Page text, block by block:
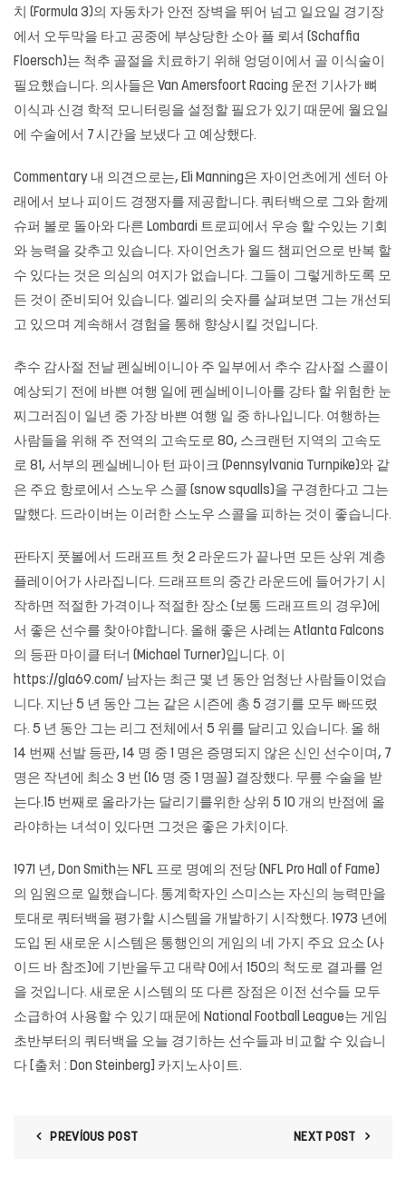
치 (Formula 3)의 자동차가 안전 장벽을 뛰어 넘고 일요일 경기장
에서 오두막을 타고 공중에 부상당한 소아 플 뢰셔 (Schaffia
Floersch)는 척추 골절을 치료하기 위해 엉덩이에서 골 이식술이
필요했습니다. 의사들은 Van Amersfoort Racing 운전 기사가 뼈
이식과 신경 학적 모니터링을 설정할 필요가 있기 때문에 월요일
에 수술에서 7 시간을 보냈다 고 예상했다.
Commentary 내 의견으로는, Eli Manning은 자이언츠에게 센터 아
래에서 보나 피이드 경쟁자를 제공합니다. 쿼터백으로 그와 함께
슈퍼 볼로 돌아와 다른 Lombardi 트로피에서 우승 할 수있는 기회
와 능력을 갖추고 있습니다. 자이언츠가 월드 챔피언으로 반복 할
수 있다는 것은 의심의 여지가 없습니다. 그들이 그렇게하도록 모
든 것이 준비되어 있습니다. 엘리의 숫자를 살펴보면 그는 개선되
고 있으며 계속해서 경험을 통해 향상시킬 것입니다.
추수 감사절 전날 펜실베이니아 주 일부에서 추수 감사절 스콜이
예상되기 전에 바쁜 여행 일에 펜실베이니아를 강타 할 위험한 눈
찌그러짐이 일년 중 가장 바쁜 여행 일 중 하나입니다. 여행하는
사람들을 위해 주 전역의 고속도로 80, 스크랜턴 지역의 고속도
로 81, 서부의 펜실베니아 턴 파이크 (Pennsylvania Turnpike)와 같
은 주요 항로에서 스노우 스콜 (snow squalls)을 구경한다고 그는
말했다. 드라이버는 이러한 스노우 스콜을 피하는 것이 좋습니다.
판타지 풋볼에서 드래프트 첫 2 라운드가 끝나면 모든 상위 계층
플레이어가 사라집니다. 드래프트의 중간 라운드에 들어가기 시
작하면 적절한 가격이나 적절한 장소 (보통 드래프트의 경우)에
서 좋은 선수를 찾아야합니다. 올해 좋은 사례는 Atlanta Falcons
의 등판 마이클 터너 (Michael Turner)입니다. 이
https://gla69.com/ 남자는 최근 몇 년 동안 엄청난 사람들이었습
니다. 지난 5 년 동안 그는 같은 시즌에 총 5 경기를 모두 빠뜨렸
다. 5 년 동안 그는 리그 전체에서 5 위를 달리고 있습니다. 올 해
14 번째 선발 등판, 14 명 중 1 명은 증명되지 않은 신인 선수이며, 7
명은 작년에 최소 3 번 (16 명 중 1 명꼴) 결장했다. 무릎 수술을 받
는다.15 번째로 올라가는 달리기를위한 상위 5 10 개의 반점에 올
라야하는 녀석이 있다면 그것은 좋은 가치이다.
1971 년, Don Smith는 NFL 프로 명예의 전당 (NFL Pro Hall of Fame)
의 임원으로 일했습니다. 통계학자인 스미스는 자신의 능력만을
토대로 쿼터백을 평가할 시스템을 개발하기 시작했다. 1973 년에
도입 된 새로운 시스템은 통행인의 게임의 네 가지 주요 요소 (사
이드 바 참조)에 기반을두고 대략 0에서 150의 척도로 결과를 얻
을 것입니다. 새로운 시스템의 또 다른 장점은 이전 선수들 모두
소급하여 사용할 수 있기 때문에 National Football League는 게임
초반부터의 쿼터백을 오늘 경기하는 선수들과 비교할 수 있습니
다 [출처 : Don Steinberg] 카지노사이트.
PREVIOUS POST NEXT POST